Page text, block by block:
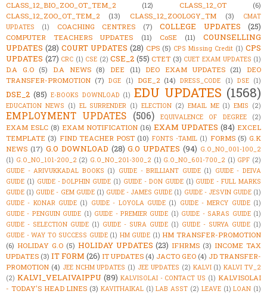
CLASS_12_BIO_ZOO_OT_TEM_2
(12) CLASS_12_OT
(6)
CLASS_12_ZOO_OT_TEM_2
(13) CLASS_12_ZOOLOGY_TM (3)
CMAT
UPDATES
(1) COACHING CENTRES (7) COLLEGE UPDATES (25)
COMPUTER TEACHERS UPDATES (11) CoSE (11)
COUNSELLING
UPDATES (28) COURT UPDATES (28) CPS (5) CPS Missing Credit (1) CPS
UPDATES (27) CRC (1) CSE (2) CSE_2 (55) CTET (3) CUET EXAM UPDATES (1)
D.A G.O (5) D.A NEWS (8) DEE (11) DEO EXAM UPDATES (21)
DEO
TRANSFER-PROMOTION (7) DGE (1) DGE_2 (14) DRESS_CODE (1) DSE (1)
DSE_2 (85) E-BOOKS DOWNLOAD (1) EDU UPDATES (1568)
EDUCATION NEWS (1) EL SURRENDER (1) ELECTION (2) EMAIL ME (1) EMIS (2)
EMPLOYMENT UPDATES (506) EQUIVALENCE OF DEGREE (2)
EXAM ESLC (8) EXAM NOTIFICATION (16) EXAM UPDATES (84) EXCEL
TEMPLATE (3) FIND TEACHER POST (10) FONTS -TAMIL (1) FORMS (5) G.K
NEWS (17) G.O DOWNLOAD (28) G.O UPDATES (94) G.O_NO_001-100_2
(1) G.O_NO_101-200_2 (2) G.O_NO_201-300_2 (1) G.O_NO_601-700_2 (1) GPF (2)
GUIDE - ARIVUKKADAL BOOKS (1) GUIDE - BRILLIANT GUIDE (1) GUIDE - DEIVA
GUIDE (1) GUIDE - DOLPHIN GUIDE (1) GUIDE - DON GUIDE (1) GUIDE - FULL MARKS
GUIDE (1) GUIDE - GEM GUIDE (1) GUIDE - JAMES GUIDE (1) GUIDE - JESVIN GUIDE (1)
GUIDE - KONAR GUIDE (1) GUIDE - LOYOLA GUIDE (1) GUIDE - MERCY GUIDE (1)
GUIDE - PENGUIN GUIDE (1) GUIDE - PREMIER GUIDE (1) GUIDE - SARAS GUIDE (1)
GUIDE - SELECTION GUIDE (1) GUIDE - SURA GUIDE (1) GUIDE - SURYA GUIDE (1)
GUIDE - WAY TO SUCCESS GUIDE (1) HM GUIDE (1) HM TRANSFER-PROMOTION
(6) HOLIDAY G.O (5) HOLIDAY UPDATES (23) IFHRMS (3) INCOME TAX
UPDATES (3) IT FORM (26) IT UPDATES (4) JACTO GEO (4) JD TRANSFER-
PROMOTION (4) JEE NCHM UPDATES (1) JEE UPDATES (2) KALVI (1) KALVI TV_2
(2) KALVI_VELAIVAIPPU (89) KALVISOLAI - CONTACT US (1) KALVISOLAI
- TODAY'S HEAD LINES (3) KAVITHAIKAL (1) LAB ASST (2) LEAVE (1) LOAN (1)